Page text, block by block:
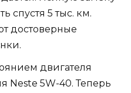
спустя 5 тыс. км.
достоверные
двигателя
Neste 5W-40. Теперь